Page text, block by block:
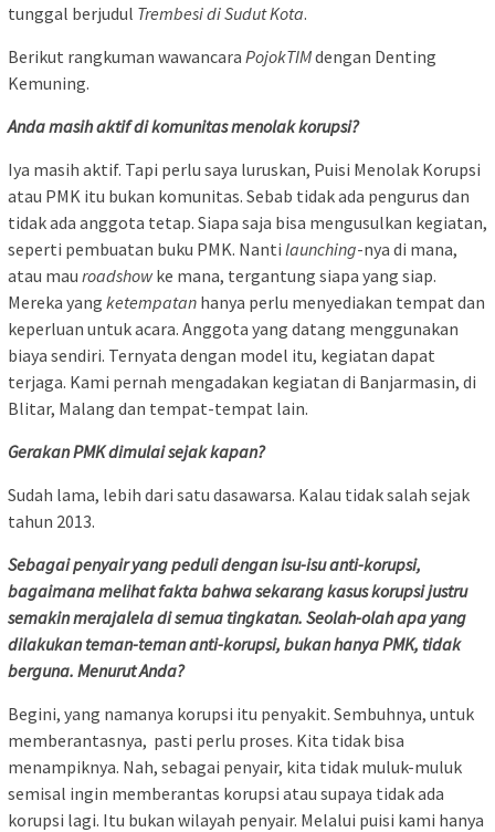
tunggal berjudul Trembesi di Sudut Kota.
Berikut rangkuman wawancara PojokTIMdengan Denting
Kemuning.
Anda masih aktif di komunitas menolak korupsi?
Iya masih aktif. Tapi perlu saya luruskan, Puisi Menolak Korupsi
atau PMK itu bukan komunitas. Sebab tidak ada pengurus dan
tidak ada anggota tetap. Siapa saja bisa mengusulkan kegiatan,
seperti pembuatan buku PMK. Nanti launching-nya di mana,
atau mau roadshowke mana, tergantung siapa yang siap.
Mereka yang ketempatan hanya perlu menyediakan tempat dan
keperluan untuk acara. Anggota yang datang menggunakan
biaya sendiri. Ternyata dengan model itu, kegiatan dapat
terjaga. Kami pernah mengadakan kegiatan di Banjarmasin, di
Blitar, Malang dan tempat-tempat lain.
Gerakan PMK dimulai sejak kapan?
Sudah lama, lebih dari satu dasawarsa. Kalau tidak salah sejak
tahun 2013.
Sebagai penyair yang peduli dengan isu-isu anti-korupsi,
bagaimana melihat fakta bahwa sekarang kasus korupsi justru
semakin merajalela di semua tingkatan. Seolah-olah apa yang
dilakukan teman-teman anti-korupsi, bukan hanya PMK, tidak
berguna. Menurut Anda?
Begini, yang namanya korupsi itu penyakit. Sembuhnya, untuk
memberantasnya, pasti perlu proses. Kita tidak bisa
menampiknya. Nah, sebagai penyair, kita tidak muluk-muluk
semisal ingin memberantas korupsi atau supaya tidak ada
korupsi lagi. Itu bukan wilayah penyair. Melalui puisi kami hanya